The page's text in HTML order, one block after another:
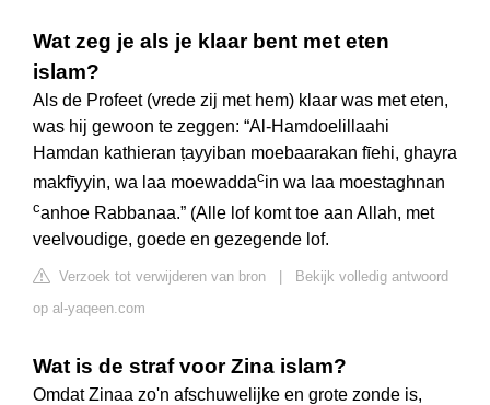
Wat zeg je als je klaar bent met eten
islam?
Als de Profeet (vrede zij met hem) klaar was met eten,
was hij gewoon te zeggen: “Al-Hamdoelillaahi
Hamdan kathieran ṭayyiban moebaarakan fīehi, ghayra
makfīyyin, wa laa moewaddacin wa laa moestaghnan
canhoe Rabbanaa.” (Alle lof komt toe aan Allah, met
veelvoudige, goede en gezegende lof.
Verzoek tot verwijderen van bron
Bekijk volledig antwoord
op al-yaqeen.com
Wat is de straf voor Zina islam?
Omdat Zinaa zo'n afschuwelijke en grote zonde is,